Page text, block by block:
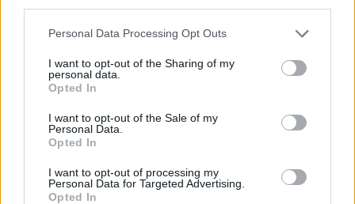
Please note that this website/app uses one or more Google
not limited to your visit or usage behaviour. You may click to
grant or deny consent to Google and its third-party tags to
use your data for below specified purposes in below Google
consent section.
Personal Data Processing Opt Outs
I want to opt-out of the Sharing of my
personal data.
Opted In
I want to opt-out of the Sale of my
Personal Data.
Opted In
I want to opt-out of processing my
Personal Data for Targeted Advertising.
Opted In
ArtBorétum összművészeti fesztivál
Vácrátóton
SZÍNPAD
Jó a színpadon „rosszalkodni"